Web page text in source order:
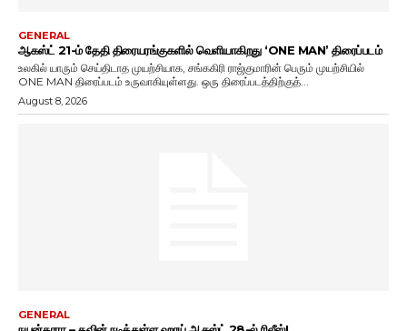
GENERAL
ஆகஸ்ட் 21-ம் தேதி திரையரங்குகளில் வெளியாகிறது ‘ONE MAN’ திரைப்படம்
உலகில் யாரும் செய்திடாத முயற்சியாக, சங்ககிரி ராஜ்குமாரின் பெரும் முயற்சியில்
ONE MAN திரைப்படம் உருவாகியுள்ளது. ஒரு திரைப்படத்திற்குத்...
August 8, 2026
GENERAL